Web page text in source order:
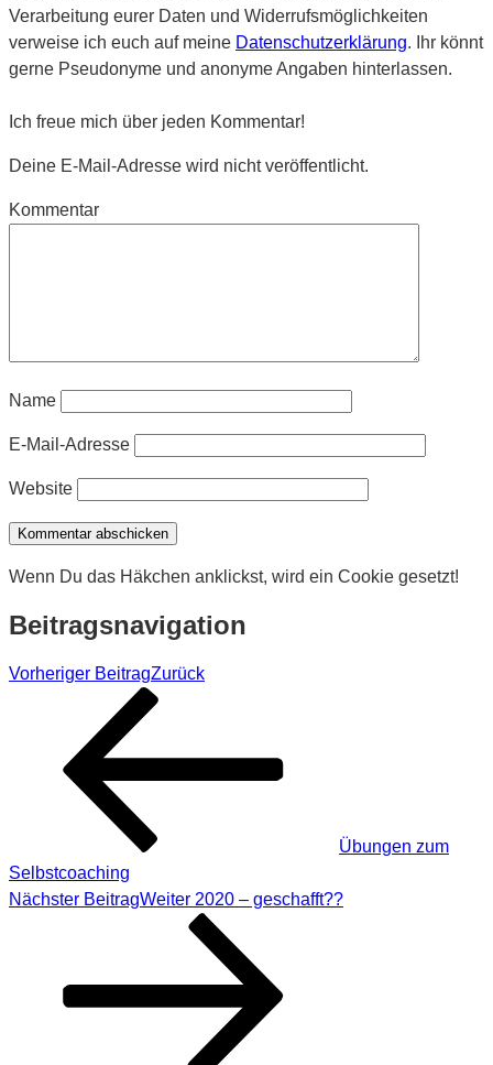
Verarbeitung eurer Daten und Widerrufsmöglichkeiten
verweise ich euch auf meine Datenschutzerklärung. Ihr könnt
gerne Pseudonyme und anonyme Angaben hinterlassen.
Ich freue mich über jeden Kommentar!
Deine E-Mail-Adresse wird nicht veröffentlicht.
Kommentar
Name
E-Mail-Adresse
Website
Wenn Du das Häkchen anklickst, wird ein Cookie gesetzt!
Beitragsnavigation
Vorheriger BeitragZurück
Übungen zum
Selbstcoaching
Nächster BeitragWeiter 2020 – geschafft??